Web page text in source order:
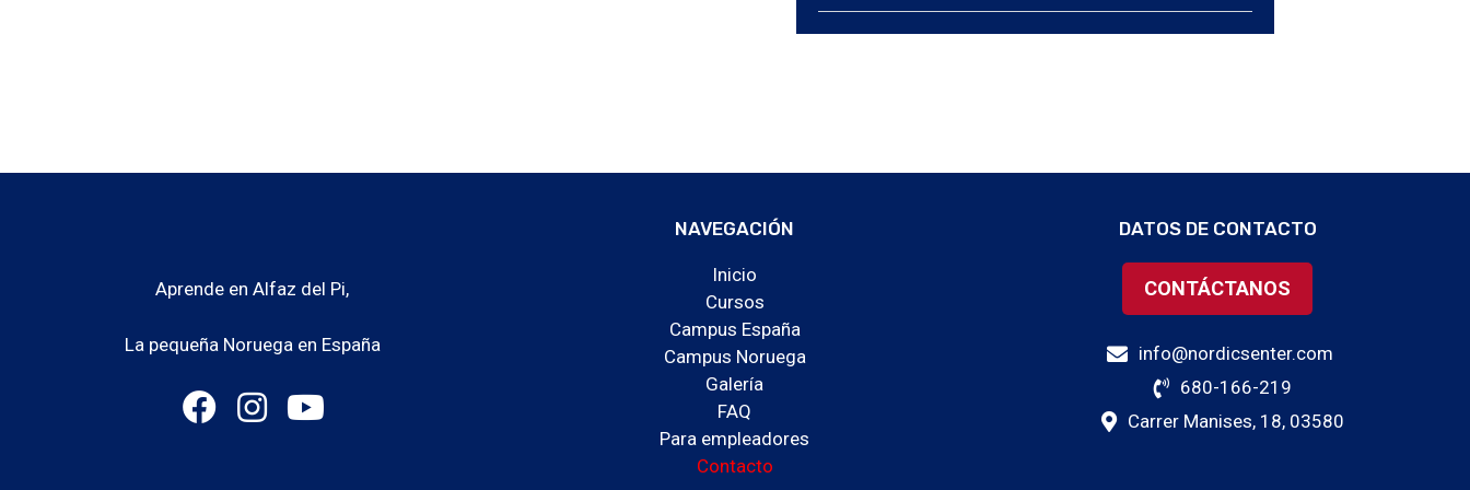
Aprende en Alfaz del Pi,
La pequeña Noruega en España
F
a
I
n
Y
o
NAVEGACIÓN
Inicio
Cursos
Campus España
Campus Noruega
Galería
FAQ
Para empleadores
Contacto
DATOS DE CONTACTO
CONTÁCTANOS
info@nordicsenter.com
680-166-219
Carrer Manises, 18, 03580